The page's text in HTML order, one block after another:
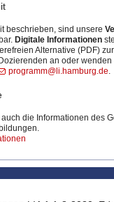
beschrieben, sind unsere
Digitale Informationen
Alternative (PDF)
an oder wenden
programm@li.hamburg.de.
die Informationen des